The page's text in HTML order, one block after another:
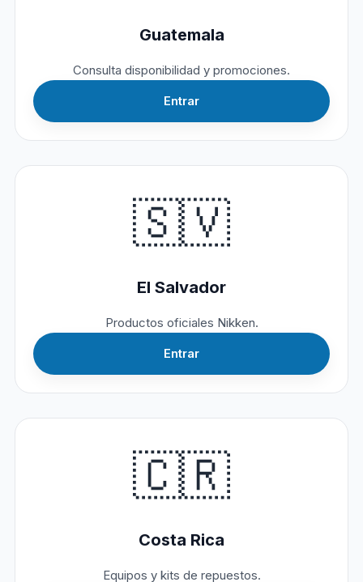
Guatemala
Consulta disponibilidad y promociones.
Entrar
🇸🇻
El Salvador
Productos oficiales Nikken.
Entrar
🇨🇷
Costa Rica
Equipos y kits de repuestos.